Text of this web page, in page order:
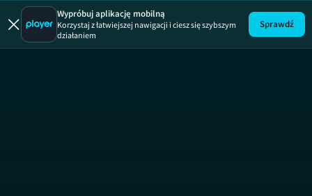
pytAnia
Wypróbuj aplikację mobilną
Korzystaj z łatwiejszej nawigacji i ciesz się szybszym
działaniem
Sprawdź